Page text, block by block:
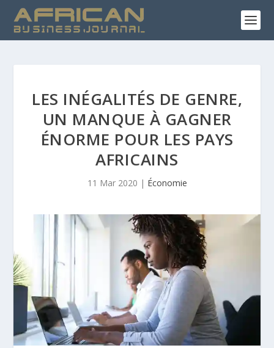
LES INÉGALITÉS DE GENRE,
UN MANQUE À GAGNER
ÉNORME POUR LES PAYS
AFRICAINS
11 Mar 2020 | Économie